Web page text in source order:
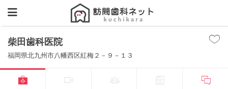
柴田歯科医院
福岡県北九州市八幡西区紅梅２－９－１３